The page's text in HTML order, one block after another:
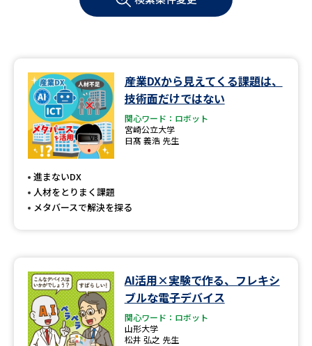
過去問題集
大学・短大以外の資料から請求
専門学校の資料請求 大学院の資料請求
留学・進学関連、塾・予備校
高等学校（情報）教員資格認定
産業DXから見えてくる課題は、
技術面だけではない
関心ワード：ロボット
宮崎公立大学
日髙 義浩 先生
進まないDX
人材をとりまく課題
メタバースで解決を探る
AI活用×実験で作る、フレキシ
ブルな電子デバイス
関心ワード：ロボット
山形大学
松井 弘之 先生